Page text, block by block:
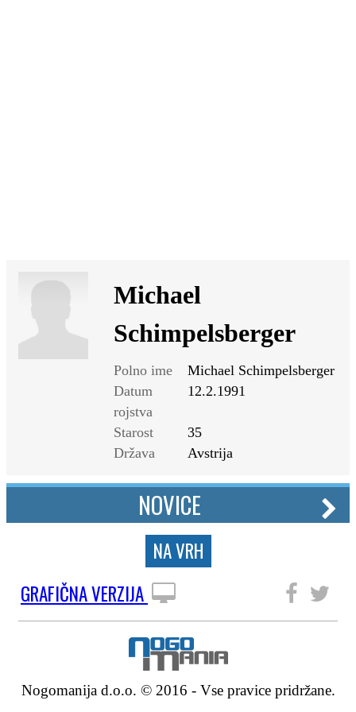
Michael
Schimpelsberger
Polno ime
Michael Schimpelsberger
Datum
rojstva
12.2.1991
Starost
35
Država
Avstrija
NOVICE
NA VRH
GRAFIČNA VERZIJA
Nogomanija d.o.o. © 2016 - Vse pravice pridržane.